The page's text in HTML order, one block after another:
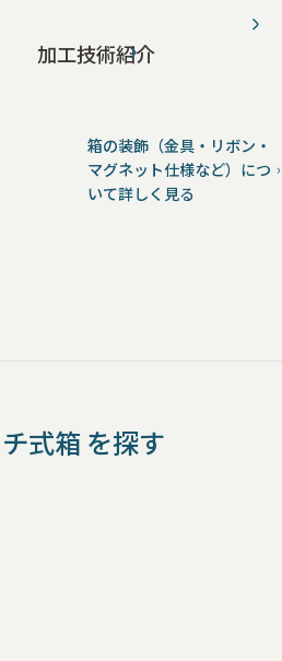
加工技術紹介
箱の装飾（金具・リボン・
マグネット仕様など）につ
いて詳しく見る
式箱 を探す